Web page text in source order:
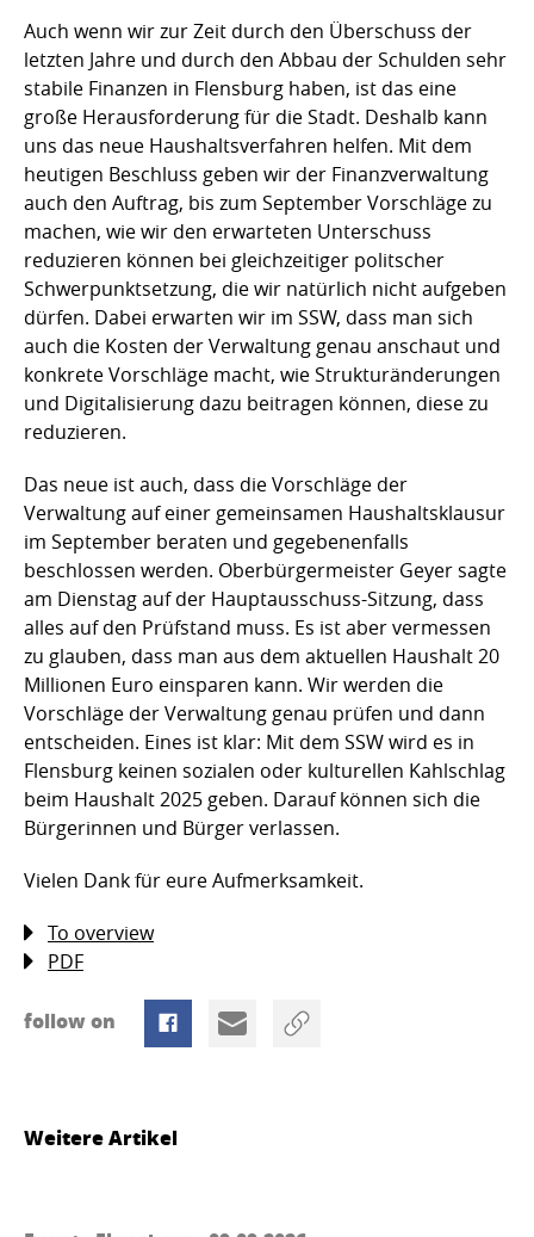
Auch wenn wir zur Zeit durch den Überschuss der
letzten Jahre und durch den Abbau der Schulden sehr
stabile Finanzen in Flensburg haben, ist das eine
große Herausforderung für die Stadt. Deshalb kann
uns das neue Haushaltsverfahren helfen. Mit dem
heutigen Beschluss geben wir der Finanzverwaltung
auch den Auftrag, bis zum September Vorschläge zu
machen, wie wir den erwarteten Unterschuss
reduzieren können bei gleichzeitiger politscher
Schwerpunktsetzung, die wir natürlich nicht aufgeben
dürfen. Dabei erwarten wir im SSW, dass man sich
auch die Kosten der Verwaltung genau anschaut und
konkrete Vorschläge macht, wie Strukturänderungen
und Digitalisierung dazu beitragen können, diese zu
reduzieren.
Das neue ist auch, dass die Vorschläge der
Verwaltung auf einer gemeinsamen Haushaltsklausur
im September beraten und gegebenenfalls
beschlossen werden. Oberbürgermeister Geyer sagte
am Dienstag auf der Hauptausschuss-Sitzung, dass
alles auf den Prüfstand muss. Es ist aber vermessen
zu glauben, dass man aus dem aktuellen Haushalt 20
Millionen Euro einsparen kann. Wir werden die
Vorschläge der Verwaltung genau prüfen und dann
entscheiden. Eines ist klar: Mit dem SSW wird es in
Flensburg keinen sozialen oder kulturellen Kahlschlag
beim Haushalt 2025 geben. Darauf können sich die
Bürgerinnen und Bürger verlassen.
Vielen Dank für eure Aufmerksamkeit.
To overview
PDF
follow on
Weitere Artikel